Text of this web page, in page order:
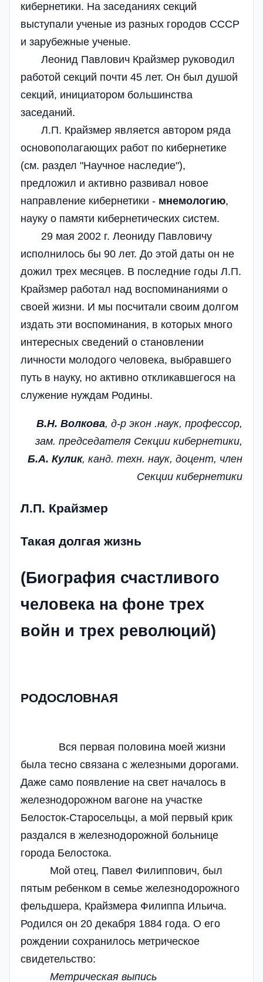
кибернетики. На заседаниях секций
выступали ученые из разных городов СССР
и зарубежные ученые.
Леонид Павлович Крайзмер руководил
работой секций почти 45 лет. Он был душой
секций, инициатором большинства
заседаний.
Л.П. Крайзмер является автором ряда
основополагающих работ по кибернетике
(см. раздел "Научное наследие"),
предложил и активно развивал новое
направление кибернетики - мнемологию,
науку о памяти кибернетических систем.
29 мая 2002 г. Леониду Павловичу
исполнилось бы 90 лет. До этой даты он не
дожил трех месяцев. В последние годы Л.П.
Крайзмер работал над воспоминаниями о
своей жизни. И мы посчитали своим долгом
издать эти воспоминания, в которых много
интересных сведений о становлении
личности молодого человека, выбравшего
путь в науку, но активно откликавшегося на
служение нуждам Родины.
В.Н. Волкова, д-р экон .наук, профессор,
зам. председателя Секции кибернетики,
Б.А. Кулик, канд. техн. наук, доцент, член
Секции кибернетики
Л.П. Крайзмер
Такая долгая жизнь
(Биография счастливого
человека на фоне трех
войн и трех революций)
РОДОСЛОВНАЯ
Вся первая половина моей жизни
была тесно связана с железными дорогами.
Даже само появление на свет началось в
железнодорожном вагоне на участке
Белосток-Старосельцы, а мой первый крик
раздался в железнодорожной больнице
города Белостока.
Мой отец, Павел Филиппович, был
пятым ребенком в семье железнодорожного
фельдшера, Крайзмера Филиппа Ильича.
Родился он 20 декабря 1884 года. О его
рождении сохранилось метрическое
свидетельство:
Метрическая выпись